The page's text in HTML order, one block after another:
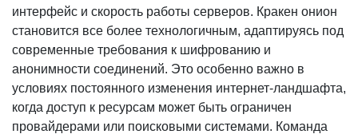
интерфейс и скорость работы серверов. Кракен онион
становится все более технологичным, адаптируясь под
современные требования к шифрованию и
анонимности соединений. Это особенно важно в
условиях постоянного изменения интернет-ландшафта,
когда доступ к ресурсам может быть ограничен
провайдерами или поисковыми системами. Команда